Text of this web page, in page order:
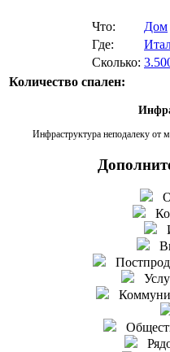
Что:
Дом
Где:
Сколько:
Количество спален:
Инфраструктура неподалеку от